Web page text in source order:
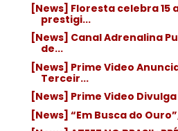
[News] Floresta celebra 15
prestigi...
[News] Canal Adrenalina
de...
[News] Prime Video
Terceir...
[News] Prime Video
[News] “Em Busca do